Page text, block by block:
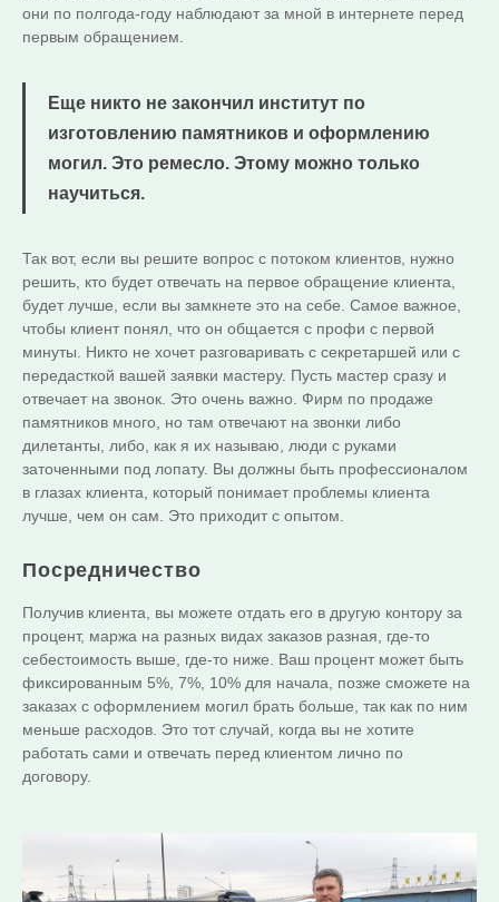
они по полгода-году наблюдают за мной в интернете перед
первым обращением.
Еще никто не закончил институт по
изготовлению памятников и оформлению
могил. Это ремесло. Этому можно только
научиться.
Так вот, если вы решите вопрос с потоком клиентов, нужно
решить, кто будет отвечать на первое обращение клиента,
будет лучше, если вы замкнете это на себе. Самое важное,
чтобы клиент понял, что он общается с профи с первой
минуты. Никто не хочет разговаривать с секретаршей или с
передасткой вашей заявки мастеру. Пусть мастер сразу и
отвечает на звонок. Это очень важно. Фирм по продаже
памятников много, но там отвечают на звонки либо
дилетанты, либо, как я их называю, люди с руками
заточенными под лопату. Вы должны быть профессионалом
в глазах клиента, который понимает проблемы клиента
лучше, чем он сам. Это приходит с опытом.
Посредничество
Получив клиента, вы можете отдать его в другую контору за
процент, маржа на разных видах заказов разная, где-то
себестоимость выше, где-то ниже. Ваш процент может быть
фиксированным 5%, 7%, 10% для начала, позже сможете на
заказах с оформлением могил брать больше, так как по ним
меньше расходов. Это тот случай, когда вы не хотите
работать сами и отвечать перед клиентом лично по
договору.